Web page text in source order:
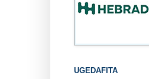
UGEDAFITA